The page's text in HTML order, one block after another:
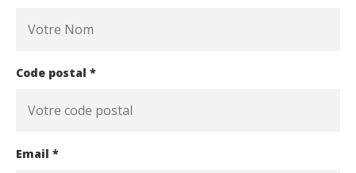
Code postal *
Email *